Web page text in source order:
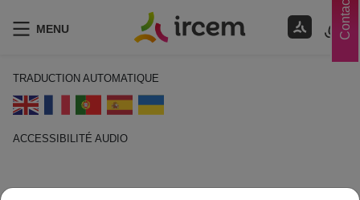
Contacts
MENU
TRADUCTION AUTOMATIQUE
ACCESSIBILITÉ AUDIO